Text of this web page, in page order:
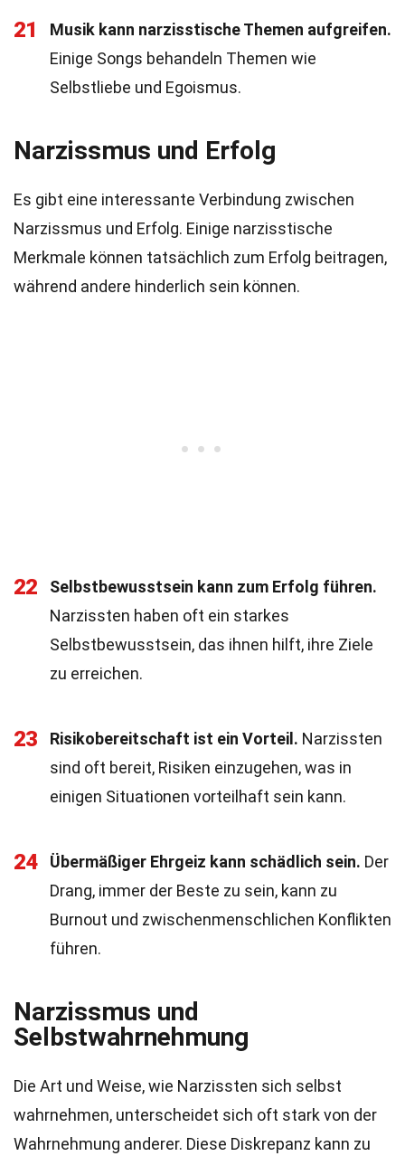
21
Musik kann narzisstische Themen aufgreifen.
Einige Songs behandeln Themen wie
Selbstliebe und Egoismus.
Narzissmus und Erfolg
Es gibt eine interessante Verbindung zwischen
Narzissmus und Erfolg. Einige narzisstische
Merkmale können tatsächlich zum Erfolg beitragen,
während andere hinderlich sein können.
22
Selbstbewusstsein kann zum Erfolg führen.
Narzissten haben oft ein starkes
Selbstbewusstsein, das ihnen hilft, ihre Ziele
zu erreichen.
23 Risikobereitschaft ist ein Vorteil. Narzissten
sind oft bereit, Risiken einzugehen, was in
einigen Situationen vorteilhaft sein kann.
24 Übermäßiger Ehrgeiz kann schädlich sein. Der
Drang, immer der Beste zu sein, kann zu
Burnout und zwischenmenschlichen Konflikten
führen.
Narzissmus und
Selbstwahrnehmung
Die Art und Weise, wie Narzissten sich selbst
wahrnehmen, unterscheidet sich oft stark von der
Wahrnehmung anderer. Diese Diskrepanz kann zu